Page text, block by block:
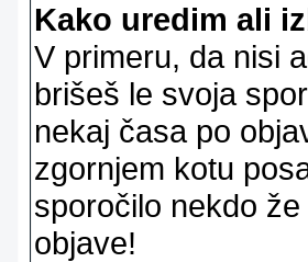
Kako uredim ali
V primeru, da nisi
brišeš le svoja
nekaj časa po
zgornjem kotu
sporočilo nekdo
objave!